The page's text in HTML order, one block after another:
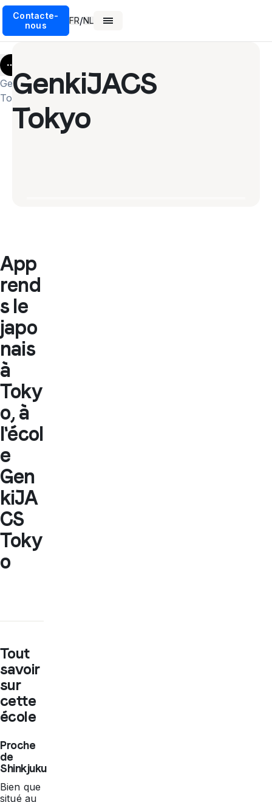
Contacte-
nous
FR/NL
More
Genkijacs
TokyoGenkiJACS
Tokyo
App
rend
s le
japo
nais
à
Toky
o, à
l'écol
e
Gen
kiJA
CS
Toky
o
Tout
savoir
sur
cette
école
Proche
de
Shinkjuku
Bien que
situé au